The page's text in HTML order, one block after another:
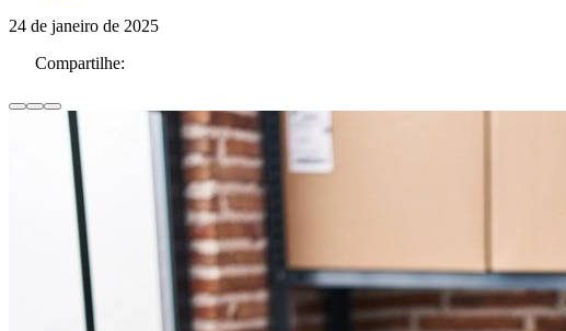
24 de janeiro de 2025
Compartilhe: